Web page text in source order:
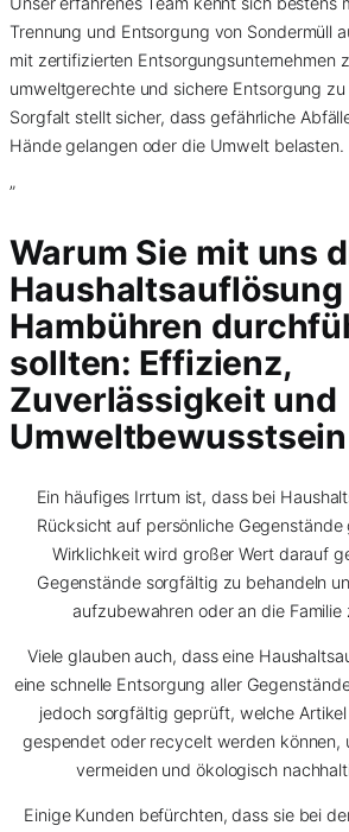
Trennung und Entsorgung von Sondermüll
mit zertifizierten Entsorgungsunternehmen
umweltgerechte und sichere Entsorgung
Sorgfalt stellt sicher, dass gefährliche
Hände gelangen oder die Umwelt belasten.
”
Warum Sie mit uns
Haushaltsauflösung
Hambühren
sollten: Effizienz,
Zuverlässigkeit und
Umweltbewusstsein
Ein häufiges Irrtum ist, dass bei
Rücksicht auf persönliche
Wirklichkeit wird großer Wert darauf
Gegenstände sorgfältig zu behandeln
aufzubewahren oder an die Familie
Viele glauben auch, dass eine
eine schnelle Entsorgung aller
jedoch sorgfältig geprüft, welche
gespendet oder recycelt werden können,
vermeiden und ökologisch
Einige Kunden befürchten, dass sie bei